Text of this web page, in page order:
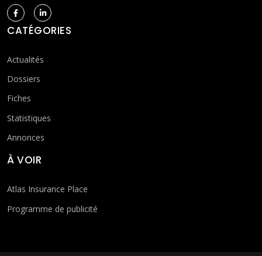
CATÉGORIES
Actualités
Dossiers
Fiches
Statistiques
Annonces
À VOIR
Atlas Insurance Place
Programme de publicité